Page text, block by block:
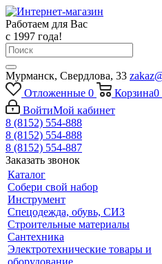
Работаем для Вас
с 1997 года!
Мурманск, Свердлова, 33
Отложенные 0 Корзина0
ВойтиМой кабинет
8 (8152) 554-888
8 (8152) 554-888
8 (8152) 554-887
Заказать звонок
Каталог
Собери свой набор
Инструмент
Спецодежда, обувь, СИЗ
Строительные материалы
Сантехника
Электротехнические товары и
оборудование